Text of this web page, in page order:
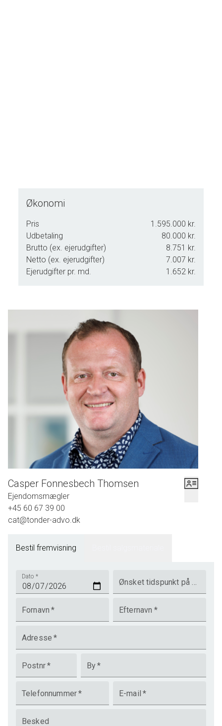
advo.dk/aufdeutsch.
Du kan sende dit ønske til en fremvisning på knappen
nedenfor og vi vil bestræbe os på at imødekomme dit ønske,
dog skal vi først forhøre os hos sælger samt undersøge i
vores kalender. Vi ringer til dig for at aftale endelig tid for en
fremvisning.
Økonomi
Pris
1.595.000 kr.
Udbetaling
80.000 kr.
Brutto (ex. ejerudgifter)
8.751 kr.
Netto (ex. ejerudgifter)
7.007 kr.
Ejerudgifter pr. md.
1.652 kr.
Casper Fonnesbech Thomsen
Ejendomsmægler
+45 60 67 39 00
cat@tonder-advo.dk
Bestil fremvisning
Dato *
Ønsket tidspunkt på dagen
Fornavn * Efternavn *
Adresse *
Postnr* By*
Telefonnummer* E-mail *
Besked